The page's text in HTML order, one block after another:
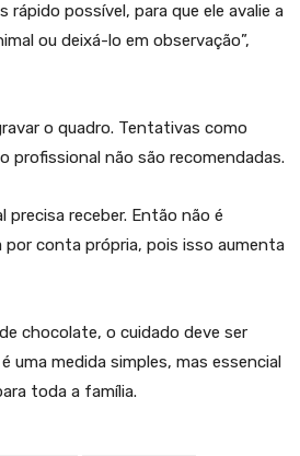
possível, para que ele avalie a
ou deixá-lo em observação”,
o quadro. Tentativas como
profissional não são recomendadas.
precisa receber. Então não é
conta própria, pois isso aumenta
chocolate, o cuidado deve ser
medida simples, mas essencial
toda a família.